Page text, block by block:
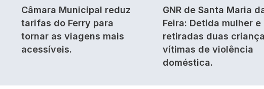
Câmara Municipal reduz
tarifas do Ferry para
tornar as viagens mais
acessíveis.
GNR de Santa Maria
Feira: Detida mulher e
retiradas duas
vítimas de violência
doméstica.